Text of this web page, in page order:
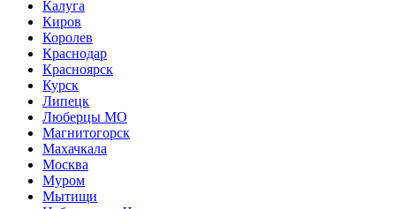
Калуга
Киров
Королев
Краснодар
Красноярск
Курск
Липецк
Люберцы МО
Магнитогорск
Махачкала
Москва
Муром
Мытищи